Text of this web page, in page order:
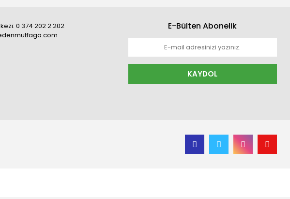
0 374 202 2 202
E-Bülten Abonelik
KAYDOL